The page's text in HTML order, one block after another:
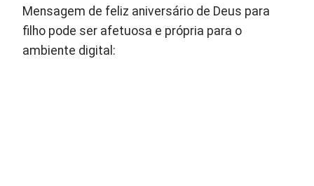
Mensagem de feliz aniversário de Deus para
filho pode ser afetuosa e própria para o
ambiente digital: